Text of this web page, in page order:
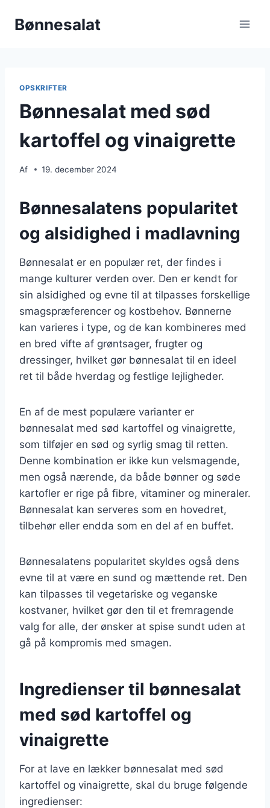
Bønnesalat
OPSKRIFTER
Bønnesalat med sød
kartoffel og vinaigrette
Af 19. december 2024
Bønnesalatens popularitet
og alsidighed i madlavning
Bønnesalat er en populær ret, der findes i
mange kulturer verden over. Den er kendt for
sin alsidighed og evne til at tilpasses forskellige
smagspræferencer og kostbehov. Bønnerne
kan varieres i type, og de kan kombineres med
en bred vifte af grøntsager, frugter og
dressinger, hvilket gør bønnesalat til en ideel
ret til både hverdag og festlige lejligheder.
En af de mest populære varianter er
bønnesalat med sød kartoffel og vinaigrette,
som tilføjer en sød og syrlig smag til retten.
Denne kombination er ikke kun velsmagende,
men også nærende, da både bønner og søde
kartofler er rige på fibre, vitaminer og mineraler.
Bønnesalat kan serveres som en hovedret,
tilbehør eller endda som en del af en buffet.
Bønnesalatens popularitet skyldes også dens
evne til at være en sund og mættende ret. Den
kan tilpasses til vegetariske og veganske
kostvaner, hvilket gør den til et fremragende
valg for alle, der ønsker at spise sundt uden at
gå på kompromis med smagen.
Ingredienser til bønnesalat
med sød kartoffel og
vinaigrette
For at lave en lækker bønnesalat med sød
kartoffel og vinaigrette, skal du bruge følgende
ingredienser: